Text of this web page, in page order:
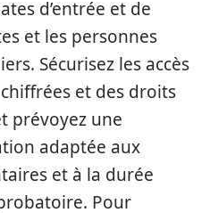
d’entrée et de
et les personnes
Sécurisez les accès
et des droits
prévoyez une
adaptée aux
et à la durée
Pour